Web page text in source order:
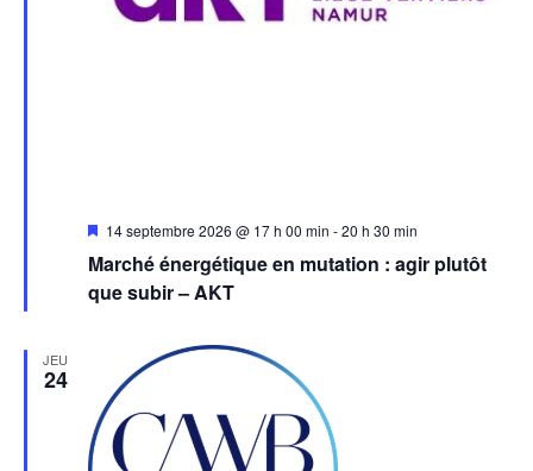
Marché énergétique en mutation : agir plutôt
que subir – AKT
Mis
avant
14 septembre 2026 @ 17 h 00 min -20 h 30 min
JEU
24